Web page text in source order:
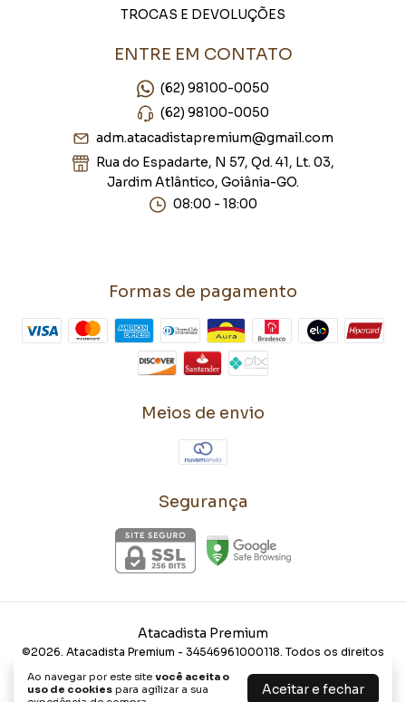
Ao navegar por este site você aceita o
uso de cookies para agilizar a sua
Aceitar e fechar
TROCAS E DEVOLUÇÕES
ENTRE EM CONTATO
(62) 98100-0050
(62) 98100-0050
adm.atacadistapremium@gmail.com
Rua do Espadarte, N 57, Qd. 41, Lt. 03,
Jardim Atlântico, Goiânia-GO.
08:00 - 18:00
Formas de pagamento
Meios de envio
Segurança
Atacadista Premium
©2026. Atacadista Premium - 34546961000118. Todos os direitos